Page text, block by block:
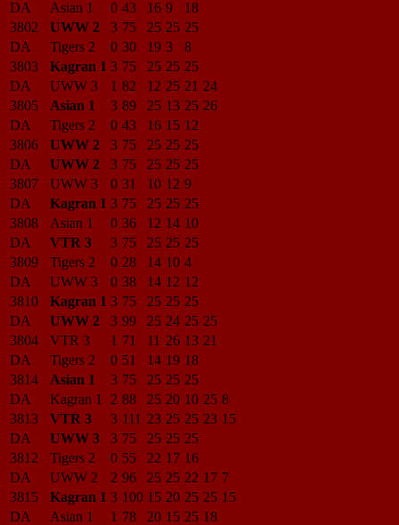
DA
Asian 1 0 43 16 9
18
3802
UWW 2 3 75 25 25 25
DA
Tigers 2 0 30 19 3
8
3803
Kagran 1 3 75 25 25 25
DA
UWW 3 1 82 12 25 21 24
3805
Asian 1 3 89 25 13 25 26
DA
Tigers 2 0 43 16 15 12
3806
UWW 2 3 75 25 25 25
DA
UWW 2 3 75 25 25 25
3807
UWW 3 0 31 10 12 9
DA
Kagran 1 3 75 25 25 25
3808
Asian 1 0 36 12 14 10
DA
VTR 3 3 75 25 25 25
3809
Tigers 2 0 28 14 10 4
DA
UWW 3 0 38 14 12 12
3810
Kagran 1 3 75 25 25 25
DA
UWW 2 3 99 25 24 25 25
3804
VTR 3 1 71 11 26 13 21
DA
Tigers 2 0 51 14 19 18
3814
Asian 1 3 75 25 25 25
DA
Kagran 1 2 88 25 20 10 25 8
3813
VTR 3 3 111 23 25 25 23 15
DA
UWW 3 3 75 25 25 25
3812
Tigers 2 0 55 22 17 16
DA
UWW 2 2 96 25 25 22 17 7
3815
Kagran 1 3 100 15 20 25 25 15
DA
Asian 1 1 78 20 15 25 18